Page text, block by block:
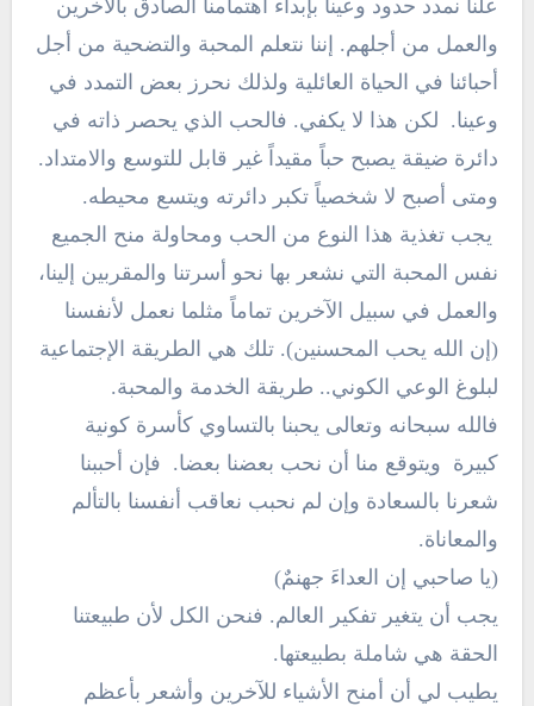
علنا نمدد حدود وعينا بإبداء اهتمامنا الصادق بالآخرين
والعمل من أجلهم. إننا نتعلم المحبة والتضحية من أجل
أحبائنا في الحياة العائلية ولذلك نحرز بعض التمدد في
وعينا. لكن هذا لا يكفي. فالحب الذي يحصر ذاته في
دائرة ضيقة يصبح حباً مقيداً غير قابل للتوسع والامتداد.
ومتى أصبح لا شخصياً تكبر دائرته ويتسع محيطه.
يجب تغذية هذا النوع من الحب ومحاولة منح الجميع
نفس المحبة التي نشعر بها نحو أسرتنا والمقربين إلينا،
والعمل في سبيل الآخرين تماماً مثلما نعمل لأنفسنا
(إن الله يحب المحسنين). تلك هي الطريقة الإجتماعية
لبلوغ الوعي الكوني.. طريقة الخدمة والمحبة.
فالله سبحانه وتعالى يحبنا بالتساوي كأسرة كونية
كبيرة ويتوقع منا أن نحب بعضنا بعضا. فإن أحببنا
شعرنا بالسعادة وإن لم نحبب نعاقب أنفسنا بالتألم
والمعاناة.
(يا صاحبي إن العداءَ جهنمٌ)
يجب أن يتغير تفكير العالم. فنحن الكل لأن طبيعتنا
الحقة هي شاملة بطبيعتها.
يطيب لي أن أمنح الأشياء للآخرين وأشعر بأعظم